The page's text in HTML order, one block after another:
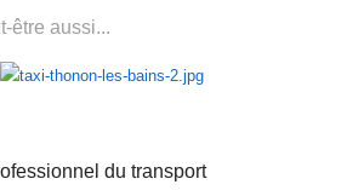
être aussi...
du transport